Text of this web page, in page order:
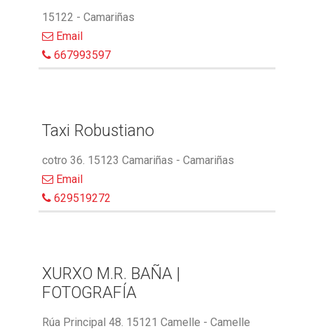
15122 - Camariñas
Email
667993597
Taxi Robustiano
cotro 36. 15123 Camariñas - Camariñas
Email
629519272
XURXO M.R. BAÑA |
FOTOGRAFÍA
Rúa Principal 48. 15121 Camelle - Camelle